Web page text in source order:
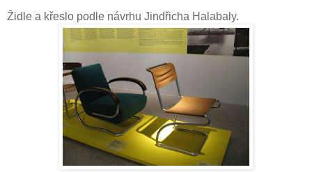
Židle a křeslo podle návrhu Jindřicha Halabaly.